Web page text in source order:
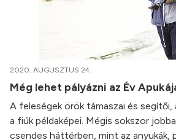
2020. AUGUSZTUS 24.
Még lehet pályázni az Év
A feleségek örök támaszai és segítői,
a fiúk példaképei. Mégis sokszor
csendes háttérben, mint az anyukák,